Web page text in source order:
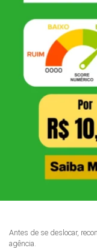
Antes de se deslocar,
agência.